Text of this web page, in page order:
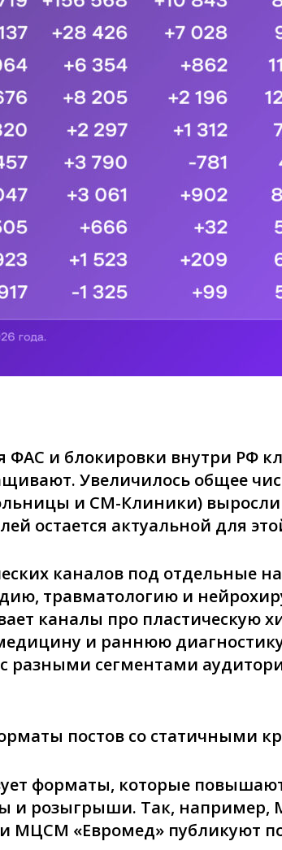
ФАС и блокировки внутри РФ
Увеличилось общее
и СМ-Клиники)
остается актуальной для
каналов под отдельные
травматологию и
каналы про пластическую
и раннюю
разными сегментами
постов со статичными
форматы, которые
и розыгрыши. Так,
МЦСМ «Евромед» публикуют